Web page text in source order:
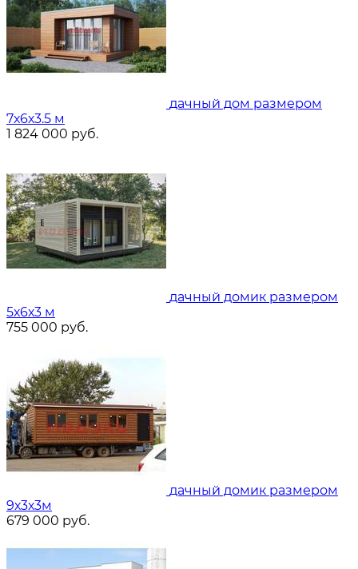
дачный дом размером
7х6х3.5 м
1 824 000 руб.
дачный домик размером
5х6х3 м
755 000 руб.
дачный домик размером
9х3х3м
679 000 руб.